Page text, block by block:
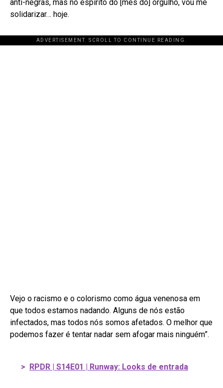
anti-negras, mas no espírito do [mês do] orgulho, vou me
solidarizar… hoje.
ADVERTISEMENT. SCROLL TO CONTINUE READING.
Vejo o racismo e o colorismo como água venenosa em
que todos estamos nadando. Alguns de nós estão
infectados, mas todos nós somos afetados. O melhor que
podemos fazer é tentar nadar sem afogar mais ninguém”.
> RPDR | S14E01 | Runway: Looks de entrada